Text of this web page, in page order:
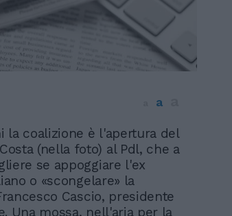
a
la coalizione è l'apertura del
(nella foto) al Pdl, che a
se appoggiare l'ex
o «scongelare» la
Cascio, presidente
Una mossa, nell'aria per la